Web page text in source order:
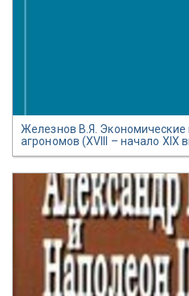
Железнов В.Я. Экономические
агрономов (XVIII – начало XIX